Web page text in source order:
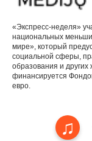
«Экспресс-неделя»
национальных
мире», который
социальной сферы,
образования и
финансируется
евро.